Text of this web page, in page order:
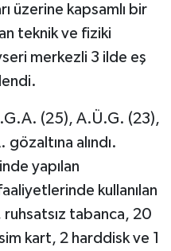
üzerine kapsamlı bir
teknik ve fiziki
merkezli 3 ilde eş
(25), A.Ü.G. (23),
alındı.
yapılan
kullanılan
ruhsatsız tabanca, 20
kart, 2 harddisk ve 1